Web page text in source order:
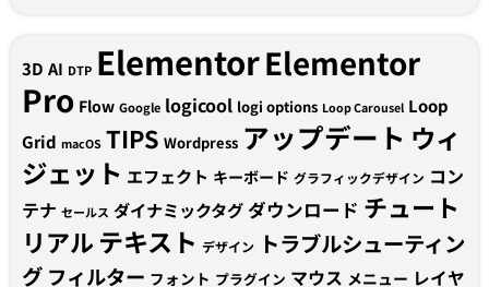
3D AI DTP ElementorElementor
Pro Flow Google logicool logi options Loop Carousel Loop
Grid macOS TIPS Wordpress アップデート ウィ
ジェット エフェクト キーボード グラフィックデザイン コン
テナ セールス ダイナミックタグダウンロード チュート
リアルテキスト デザイン トラブルシューティン
グ フィルター フォント プラグイン マウス メニュー レイヤ